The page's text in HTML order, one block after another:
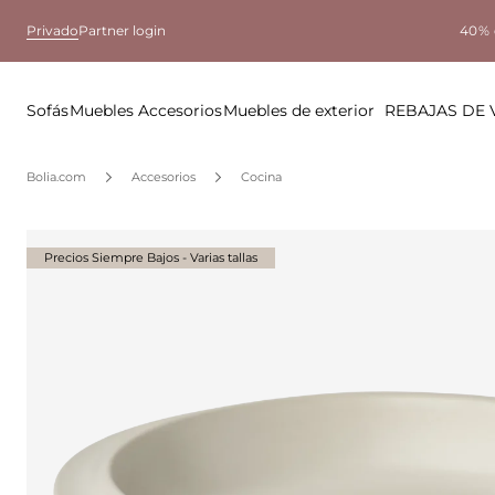
PrivadoPartner login 40%
SofásMuebles AccesoriosMuebles de exterior REBAJAS DE
Bolia.com Accesorios Cocina
Precios Siempre Bajos - Varias tallas